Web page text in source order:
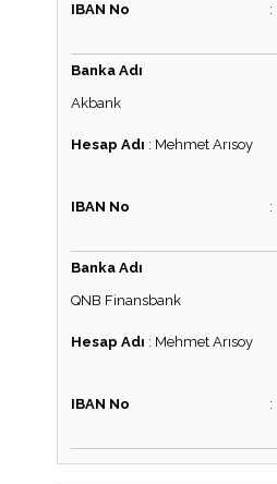
IBAN No :
Banka Adı
Akbank
Hesap Adı : Mehmet Arısoy
IBAN No :
Banka Adı
QNB Finansbank
Hesap Adı : Mehmet Arısoy
IBAN No :